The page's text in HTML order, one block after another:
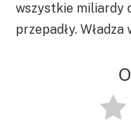
wszystkie miliardy
przepadły.